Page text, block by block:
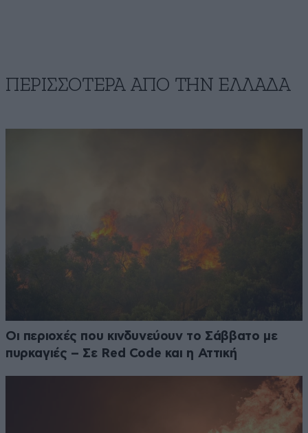
ΠΕΡΙΣΣΟΤΕΡΑ ΑΠΟ ΤΗΝ ΕΛΛΑΔΑ
Οι περιοχές που κινδυνεύουν το Σάββατο με
πυρκαγιές – Σε Red Code και η Αττική